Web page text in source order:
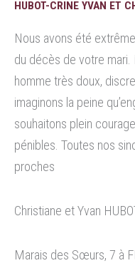
HUBOT-CRINE YVAN ET
Nous avons été
du décès de votre mari.
homme très doux,
imaginons la peine
souhaitons plein
pénibles. Toutes nos
proches
Christiane et Yvan
Marais des Sœurs, 7 à